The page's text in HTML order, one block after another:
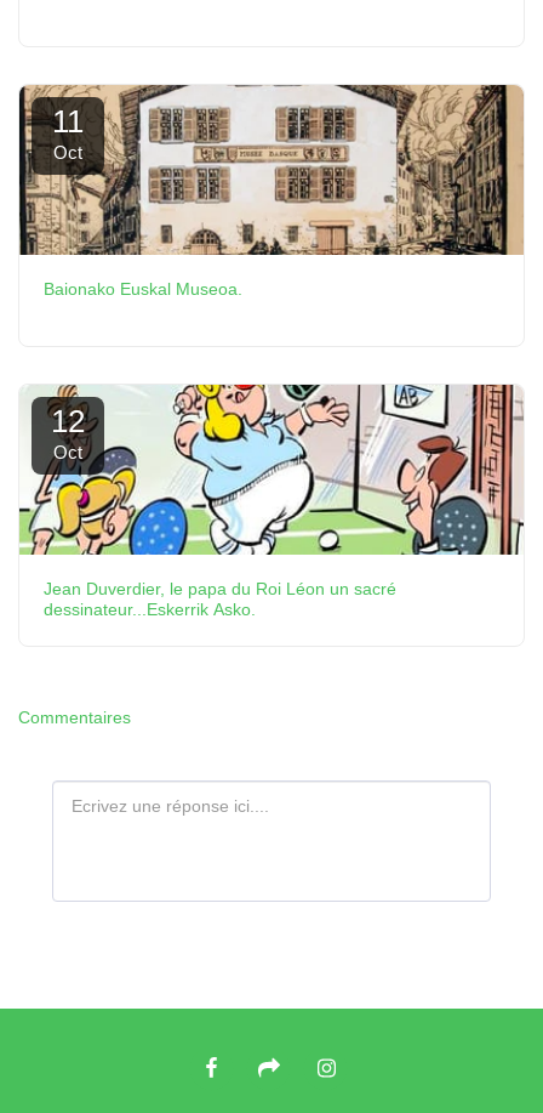
11
Oct
Baionako Euskal Museoa.
12
Oct
Jean Duverdier, le papa du Roi Léon un sacré
dessinateur...Eskerrik Asko.
Commentaires